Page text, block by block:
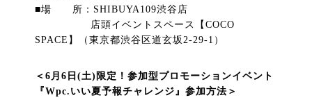
■場 所：SHIBUYA109渋谷店
店頭イベントスペース【COCO
SPACE】（東京都渋谷区道玄坂2-29-1）
＜6月6日(土)限定！参加型プロモーションイベント
『Wpc.いい夏予報チャレンジ』参加方法＞